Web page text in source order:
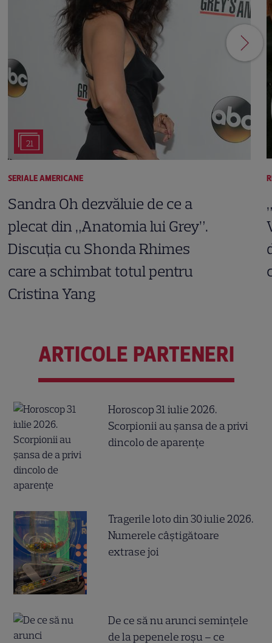
21
SERIALE AMERICANE
Sandra Oh dezvăluie de ce a
plecat din „Anatomia lui Grey”.
Discuția cu Shonda Rhimes
care a schimbat totul pentru
Cristina Yang
ARTICOLE PARTENERI
Horoscop 31 iulie 2026.
Scorpionii au șansa de a privi
dincolo de aparențe
Tragerile loto din 30 iulie 2026.
Numerele câştigătoare
extrase joi
De ce să nu arunci semințele
de la pepenele roșu – ce